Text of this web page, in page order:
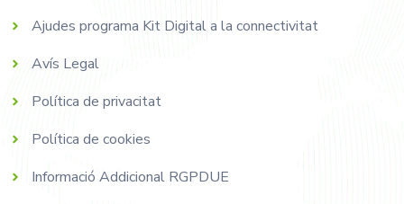
Ajudes programa Kit Digital a la connectivitat
Avís Legal
Política de privacitat
Política de cookies
Informació Addicional RGPDUE